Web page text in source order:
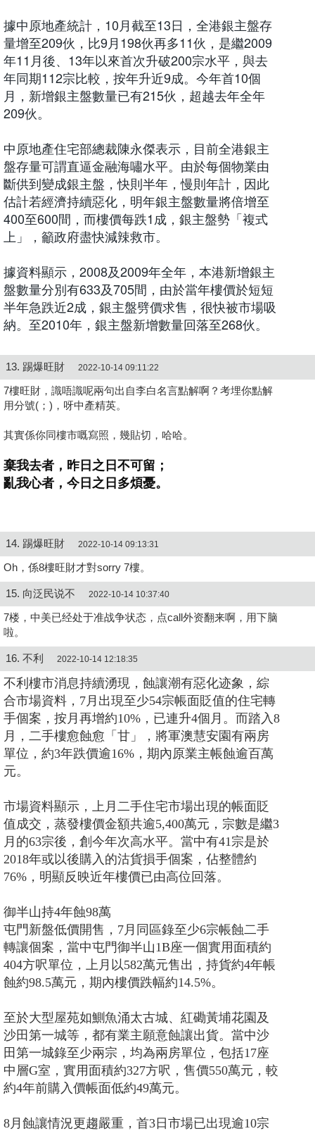
據中原地產統計，10月截至13日，全港銀主盤存
量增至209伙，比9月198伙再多11伙，是繼2009
年11月後、13年以來首次升破200宗水平，與去
年同期112宗比較，按年升近9成。今年首10個
月，新增銀主盤數量已有215伙，超越去年全年
209伙。
中原地產住宅部總裁陳永傑表示，目前全港銀主
盤存量可謂直逼金融海嘯水平。由於每個物業由
斷供到變成銀主盤，快則半年，慢則年計，因此
估計若經濟持續惡化，明年銀主盤數量將倍增至
400至600間，而樓價每跌1成，銀主盤勢「複式
上」，籲政府盡快減辣救市。
據資料顯示，2008及2009年全年，本港新增銀主
盤數量分別有633及705間，由於當年樓價於短短
半年急跌近2成，銀主盤劈價求售，很快被市場吸
納。至2010年，銀主盤新增數量回落至268伙。
13. 踢爆旺財 2022-10-14 09:11:22
7樓旺財，識唔識呢兩句出自李白名言點解啊？考埋你點解
用分號(；)，呀中產精英。
其實係你同樓市嘅寫照，幾貼切，哈哈。
棄我去者，昨日之日不可留；
亂我心者，今日之日多煩憂。
14. 踢爆旺財 2022-10-14 09:13:31
Oh，係8樓旺財才對sorry 7樓。
15. 向泛民说不 2022-10-14 10:37:40
7楼，中美已经处于准战争状态，点call外资翻来啊，用下脑
啦。
16. 不利 2022-10-14 12:18:35
不利樓市消息持續湧現，蝕讓潮有惡化迹象，綜
合市場資料，7月出現至少54宗帳面貶值的住宅轉
手個案，按月再增約10%，已連升4個月。而踏入8
月，二手樓愈蝕愈「甘」，將軍澳慧安園有兩房
單位，約3年跌價逾16%，期內原業主帳蝕逾百萬
元。
市場資料顯示，上月二手住宅市場出現的帳面貶
值成交，蒸發樓價金額共逾5,400萬元，宗數是繼3
月的63宗後，創今年次高水平。當中有41宗是於
2018年或以後購入的沽貨損手個案，佔整體約
76%，明顯反映近年樓價已由高位回落。
御半山持4年蝕98萬
屯門新盤低價開售，7月同區錄至少6宗帳蝕二手
轉讓個案，當中屯門御半山1B座一個實用面積約
404方呎單位，上月以582萬元售出，持貨約4年帳
蝕約98.5萬元，期內樓價跌幅約14.5%。
至於大型屋苑如鰂魚涌太古城、紅磡黃埔花園及
沙田第一城等，都有業主願意蝕讓出貨。當中沙
田第一城錄至少兩宗，均為兩房單位，包括17座
中層G室，實用面積約327方呎，售價550萬元，較
約4年前購入價帳面低約49萬元。
8月蝕讓情況更趨嚴重，首3日市場已出現逾10宗